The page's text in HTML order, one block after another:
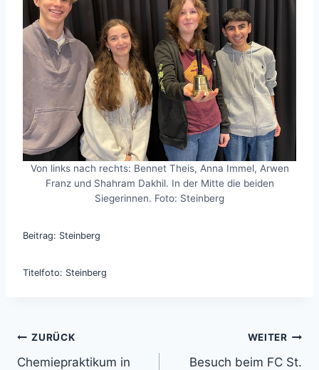
Von links nach rechts: Bennet Theis, Anna Immel, Arwen
Franz und Shahram Dakhil. In der Mitte die beiden
Siegerinnen. Foto: Steinberg
Beitrag: Steinberg
Titelfoto: Steinberg
Beitragsnavigation
ZURÜCK
Chemiepraktikum in
WEITER
Besuch beim FC St.